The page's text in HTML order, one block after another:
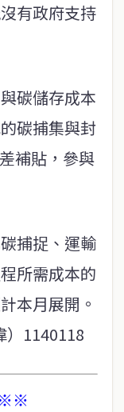
有政府支持
碳儲存成本
碳捕集與封
補貼，參與
捕捉、運輸
所需成本的
本月展開。
）1140118